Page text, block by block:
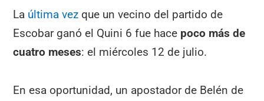
La última vez que un vecino del partido de
Escobar ganó el Quini 6 fue hace poco más de
cuatro meses: el miércoles 12 de julio.
En esa oportunidad, un apostador de Belén de